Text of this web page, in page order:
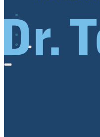
EU PROJEKTI
KONTAKT